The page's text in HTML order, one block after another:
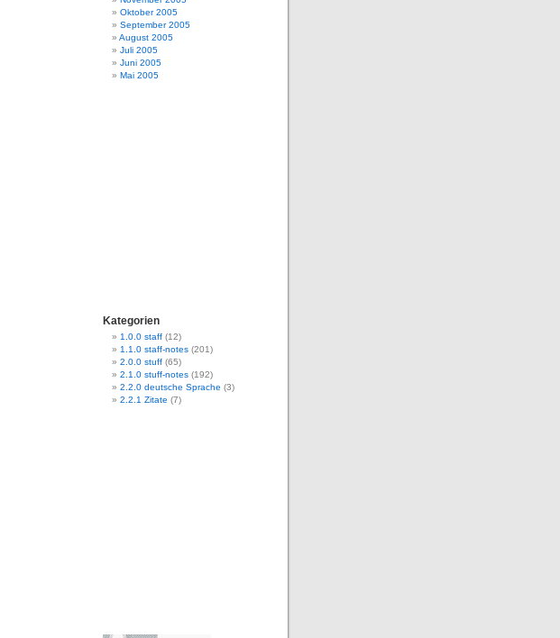
Oktober 2005
September 2005
August 2005
Juli 2005
Juni 2005
Mai 2005
Kategorien
1.0.0 staff (12)
1.1.0 staff-notes (201)
2.0.0 stuff (65)
2.1.0 stuff-notes (192)
2.2.0 deutsche Sprache (3)
2.2.1 Zitate (7)